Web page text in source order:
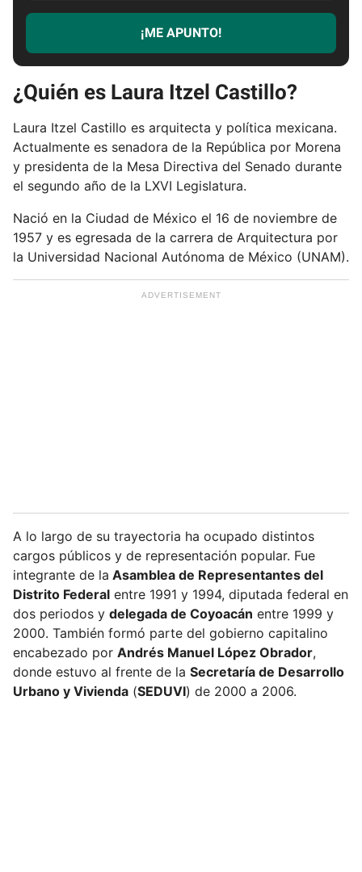
c
r
e
t
e
a
l
¡ME APUNTO!
¿Quién es Laura Itzel Castillo?
Laura Itzel Castillo es arquitecta y política mexicana.
Actualmente es senadora de la República por Morena
y presidenta de la Mesa Directiva del Senado durante
el segundo año de la LXVI Legislatura.
Nació en la Ciudad de México el 16 de noviembre de
1957 y es egresada de la carrera de Arquitectura por
la Universidad Nacional Autónoma de México (UNAM).
A lo largo de su trayectoria ha ocupado distintos
cargos públicos y de representación popular. Fue
integrante de la Asamblea de Representantes del
Distrito Federal entre 1991 y 1994, diputada federal en
dos periodos y delegada de Coyoacán entre 1999 y
2000. También formó parte del gobierno capitalino
encabezado por Andrés Manuel López Obrador,
donde estuvo al frente de la Secretaría de Desarrollo
Urbano y Vivienda (SEDUVI) de 2000 a 2006.